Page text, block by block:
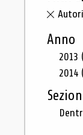
Anno
2013
2014